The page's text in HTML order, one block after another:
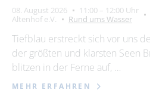
08. August 2026 11:00 – 12:00 Uhr
Altenhof e.V.
Rund ums Wasser
Tiefblau erstreckt sich vor uns
der größten und klarsten Seen
blitzen in der Ferne auf, …
MEHR ERFAHREN